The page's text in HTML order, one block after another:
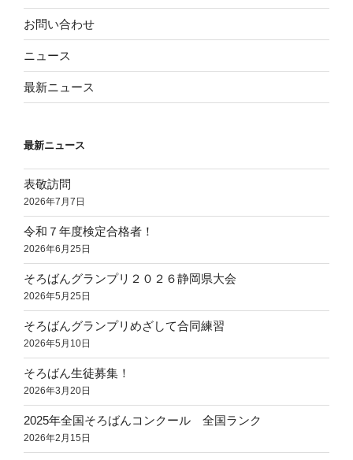
お問い合わせ
ニュース
最新ニュース
最新ニュース
表敬訪問
2026年7月7日
令和７年度検定合格者！
2026年6月25日
そろばんグランプリ２０２６静岡県大会
2026年5月25日
そろばんグランプリめざして合同練習
2026年5月10日
そろばん生徒募集！
2026年3月20日
2025年全国そろばんコンクール 全国ランク
2026年2月15日